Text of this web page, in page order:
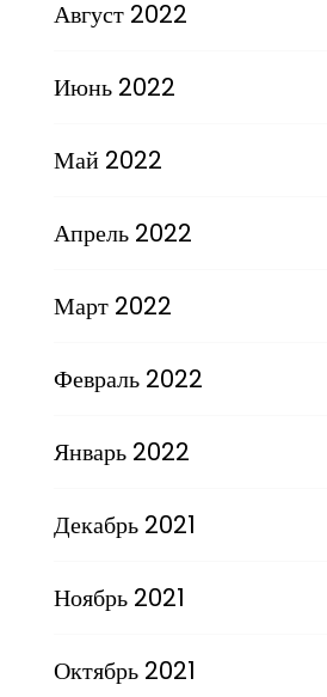
Август 2022
Июнь 2022
Май 2022
Апрель 2022
Март 2022
Февраль 2022
Январь 2022
Декабрь 2021
Ноябрь 2021
Октябрь 2021